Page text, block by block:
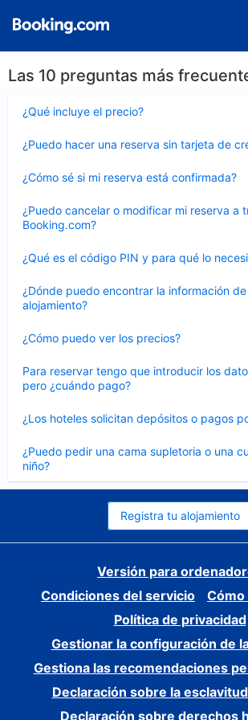
Las 10 preguntas más
¿Qué incluye el precio?
cerrado
¿Puedo hacer una reserva sin tarjeta de
cerrado
¿Cómo sé si mi reserva está confirmada?
cerrado
¿Puedo cancelar o modificar mi reserva a
Booking.com?
cerrado
¿Qué es el código PIN y para qué lo
cerrado
¿Dónde puedo encontrar la información
alojamiento?
cerrado
¿Cómo puedo ver los precios?
cerrado
Para reservar tengo que introducir los
pero ¿cuándo pago?
cerrado
¿Los hoteles solicitan depósitos o pagos
cerrado
¿Puedo pedir una cama supletoria o una
niño?
cerrado
Registra tu alojamiento
Versión para
Condiciones del servicio
Política de privacidad
Gestionar la configuración de
Gestiona las recomendaciones
Declaración sobre la
Declaración sobre derechos